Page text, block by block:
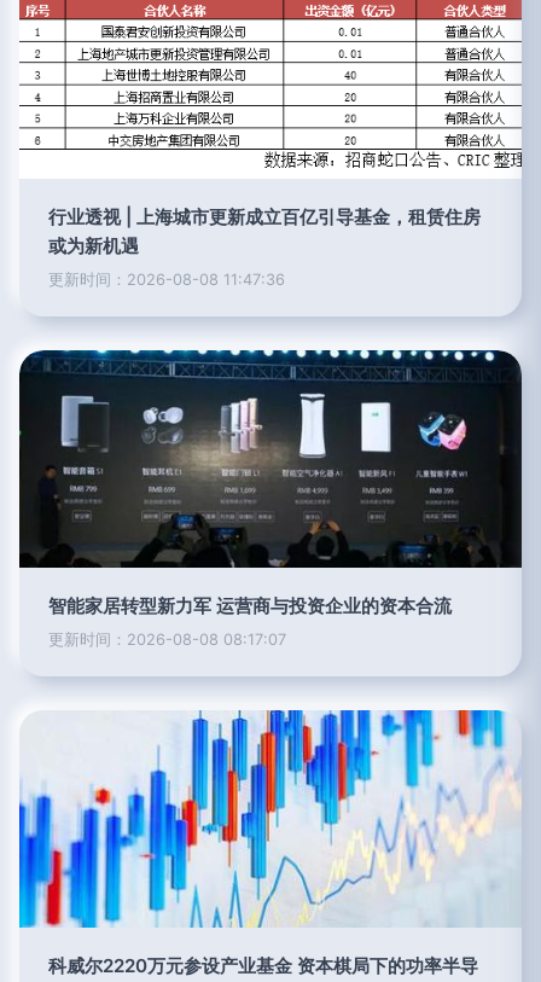
行业透视 | 上海城市更新成立百亿引导基金，租赁住房
或为新机遇
更新时间：2026-08-08 11:47:36
智能家居转型新力军 运营商与投资企业的资本合流
更新时间：2026-08-08 08:17:07
科威尔2220万元参设产业基金 资本棋局下的功率半导